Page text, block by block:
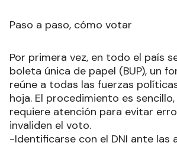
Paso a paso, cómo votar
Por primera vez, en todo el país
boleta única de papel (BUP), un
reúne a todas las fuerzas
hoja. El procedimiento es
requiere atención para evitar
invaliden el voto.
-Identificarse con el DNI ante las